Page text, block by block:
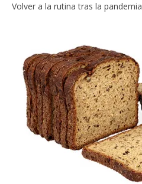
Volver a la rutina tras la pandemia